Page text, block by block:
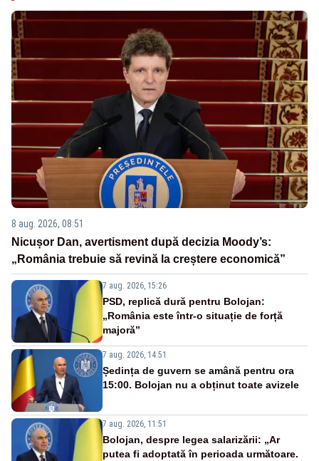
8 aug. 2026, 08:51
Nicușor Dan, avertisment după decizia Moody’s:
„România trebuie să revină la creștere economică”
7 aug. 2026, 15:26
PSD, replică dură pentru Bolojan:
„România este într-o situație de forță
majoră”
7 aug. 2026, 14:51
Ședința de guvern se amână pentru ora
15:00. Bolojan nu a obținut toate avizele
7 aug. 2026, 11:51
Bolojan, despre legea salarizării: „Ar
putea fi adoptată în perioada următoare.